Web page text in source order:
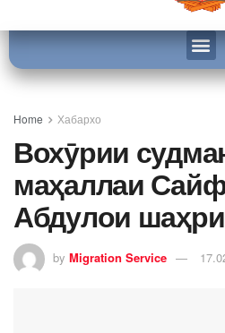
Home Хабархо
Вохӯрии
маҳаллаи
Абдулои
by Migration Service